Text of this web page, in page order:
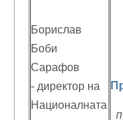
Борислав
Боби
Сарафов
- директор на
Националната